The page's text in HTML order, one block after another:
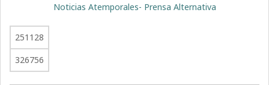
Noticias Atemporales- Prensa Alternativa
251128
326756